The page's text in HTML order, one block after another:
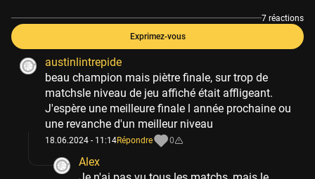
7 réactions
Exprimez-vous
austinlintrepide
beau champion mais piètre finale, sur trop de
matchsle niveau de jeu affiché était affligeant.
J'espère une meilleure finale l année prochaine ou
une revanche d'un meilleur niveau
18.06.2024 - 11:14Répondre 0
Alex